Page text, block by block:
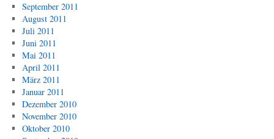
September 2011
August 2011
Juli 2011
Juni 2011
Mai 2011
April 2011
März 2011
Januar 2011
Dezember 2010
November 2010
Oktober 2010